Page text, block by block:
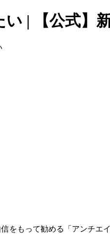
| 【公式】
をもって勧める「アンチ